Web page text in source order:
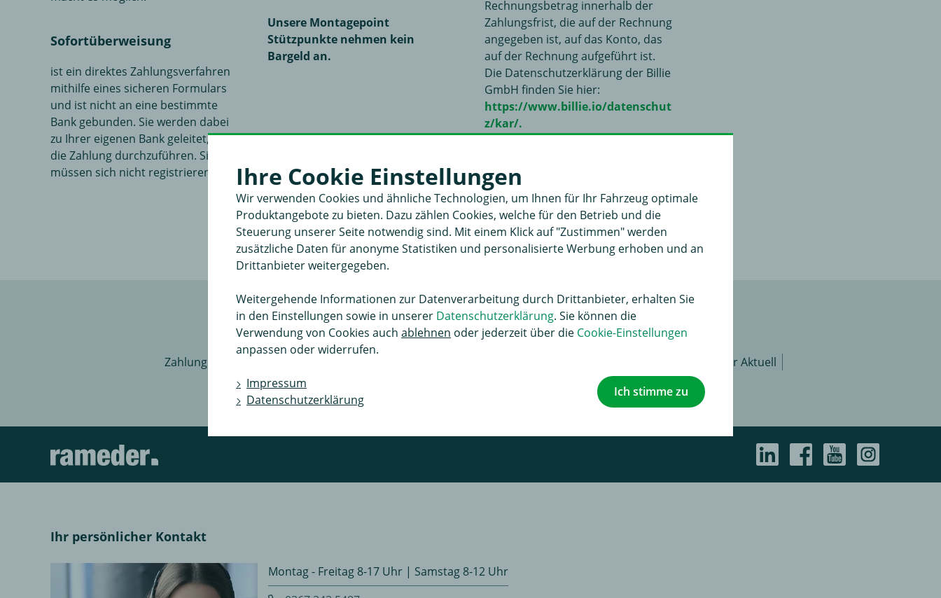
Sofortüberweisung
ist ein direktes Zahlungsverfahren
mithilfe eines sicheren Formulars
und ist nicht an eine bestimmte
Bank gebunden. Sie werden dabei
zu Ihrer eigenen Bank geleitet, um
die Zahlung durchzuführen. Sie
müssen sich nicht registrieren.
Unsere Montagepoint
Stützpunkte nehmen kein
Bargeld an.
Rechnungsbetrag innerhalb der
Zahlungsfrist, die auf der Rechnung
angegeben ist, auf das Konto, das
auf der Rechnung aufgeführt ist.
Die Datenschutzerklärung der Billie
GmbH finden Sie hier:
https://www.billie.io/datenschut
z/kar/.
Datenschutzerklärung und unseren
AGB Anwendung.
Datenschutz
FAQ
Kundenservice
Zahlungsart Billie
Rameder Aktuell
Serviceformulare
Zahlungsarten
Ihr persönlicher Kontakt
Montag - Freitag 8-17 Uhr | Samstag 8-12 Uhr
Ihre Cookie Einstellungen
Wir verwenden Cookies und ähnliche Technologien, um Ihnen für Ihr Fahrzeug optimale
Produktangebote zu bieten. Dazu zählen Cookies, welche für den Betrieb und die
Steuerung unserer Seite notwendig sind. Mit einem Klick auf "Zustimmen" werden
zusätzliche Daten für anonyme Statistiken und personalisierte Werbung erhoben und an
Drittanbieter weitergegeben.
Weitergehende Informationen zur Datenverarbeitung durch Drittanbieter, erhalten Sie
in den Einstellungen sowie in unserer Datenschutzerklärung. Sie können die
Verwendung von Cookies auch ablehnen oder jederzeit über die Cookie-Einstellungen
anpassen oder widerrufen.
Impressum
Datenschutzerklärung
Ich stimme zu